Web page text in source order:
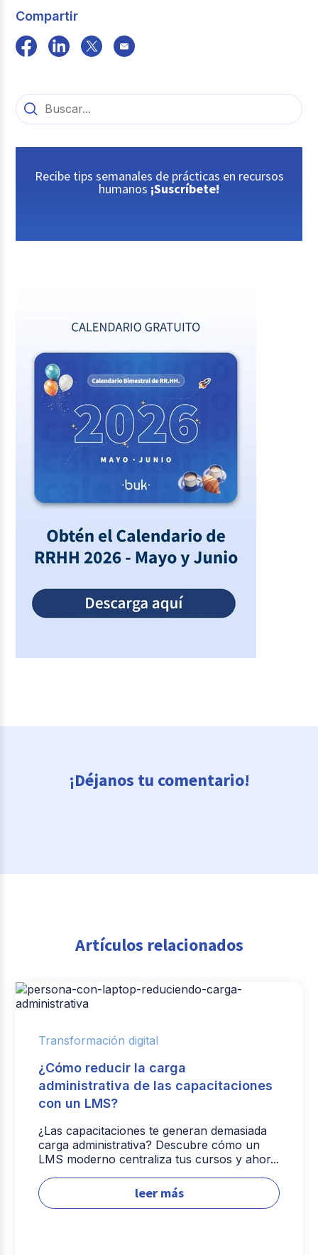
Compartir
Recibe tips semanales de prácticas en recursos
humanos ¡Suscríbete!
¡Déjanos tu comentario!
Artículos relacionados
Transformación digital
¿Cómo reducir la carga
administrativa de las capacitaciones
con un LMS?
¿Las capacitaciones te generan demasiada
carga administrativa? Descubre cómo un
LMS moderno centraliza tus cursos y ahor...
leer más